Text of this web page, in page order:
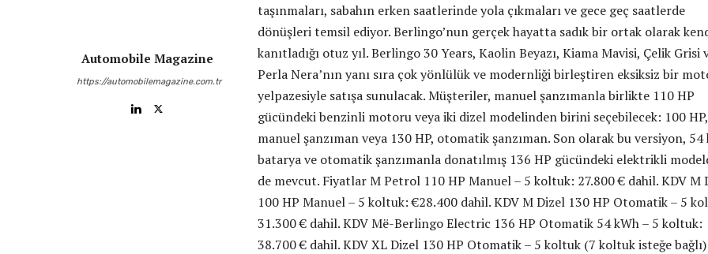
Automobile Magazine
https://automobilemagazine.com.tr
taşınmaları, sabahın erken saatlerinde yola çıkmaları ve gece geç saatlerde
dönüşleri temsil ediyor. Berlingo’nun gerçek hayatta sadık bir ortak olarak
kanıtladığı otuz yıl. Berlingo 30 Years, Kaolin Beyazı, Kiama Mavisi, Çelik Grisi
Perla Nera’nın yanı sıra çok yönlülük ve modernliği birleştiren eksiksiz bir
yelpazesiyle satışa sunulacak. Müşteriler, manuel şanzımanla birlikte 110 HP
gücündeki benzinli motoru veya iki dizel modelinden birini seçebilecek: 100 HP,
manuel şanzıman veya 130 HP, otomatik şanzıman. Son olarak bu versiyon, 54
batarya ve otomatik şanzımanla donatılmış 136 HP gücündeki elektrikli
de mevcut. Fiyatlar M Petrol 110 HP Manuel – 5 koltuk: 27.800 € dahil. KDV M
100 HP Manuel – 5 koltuk: €28.400 dahil. KDV M Dizel 130 HP Otomatik – 5
31.300 € dahil. KDV Më-Berlingo Electric 136 HP Otomatik 54 kWh – 5 koltuk:
38.700 € dahil. KDV XL Dizel 130 HP Otomatik – 5 koltuk (7 koltuk isteğe